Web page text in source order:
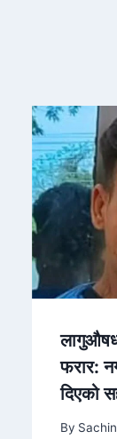
फरार:
दिएको
By